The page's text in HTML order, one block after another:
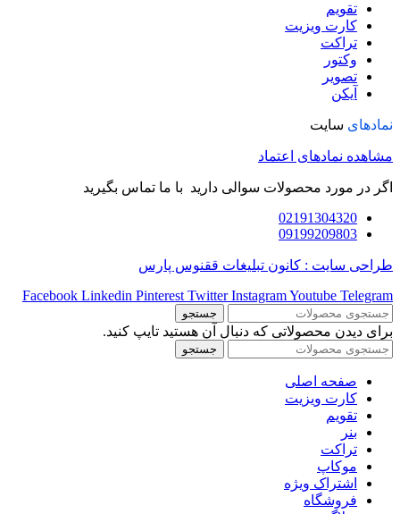
تقویم
کارت ویزیت
تراکت
وکتور
تصویر
آیکن
نمادهای سایت
مشاهده نمادهای اعتماد
اگر در مورد محصولات سوالی دارید با ما تماس بگیرید
02191304320
09199209803
طراحی سایت : کانون تبلیغات ققنوس پارس
Facebook Linkedin Pinterest Twitter InstagramYoutube Telegram
جستجو
برای دیدن محصولاتی که دنبال آن هستید تایپ کنید.
جستجو
صفحه اصلی
کارت ویزیت
تقویم
بنر
تراکت
موکاپ
اشتراک ویژه
فروشگاه